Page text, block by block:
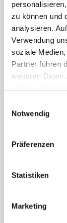
zu können und
analysieren.
Verwendung
soziale
Partner führen
weiteren Daten
Notwendig
Präferenzen
Statistiken
Marketing
der 31. Reise,
und eine
auf der Fridtjof
23. Reise
25. Reise
27. Reise
28. Reise